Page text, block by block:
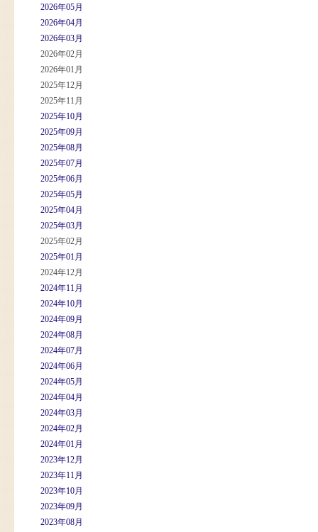
2026年05月
2026年04月
2026年03月
2026年02月
2026年01月
2025年12月
2025年11月
2025年10月
2025年09月
2025年08月
2025年07月
2025年06月
2025年05月
2025年04月
2025年03月
2025年02月
2025年01月
2024年12月
2024年11月
2024年10月
2024年09月
2024年08月
2024年07月
2024年06月
2024年05月
2024年04月
2024年03月
2024年02月
2024年01月
2023年12月
2023年11月
2023年10月
2023年09月
2023年08月